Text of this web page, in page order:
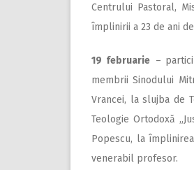
Centrului Pastoral,
împlinirii a 23 de ani
19 februarie –
membrii Sinodului
Vrancei, la slujba de
Teologie Ortodoxă
Popescu, la
venerabil profesor.